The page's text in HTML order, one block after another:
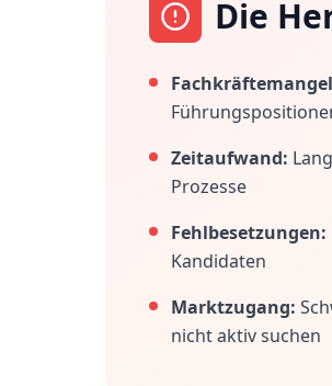
Die
Zeitaufwand:
Prozesse
Fehlbesetzungen:
Kandidaten
Marktzugang:
nicht aktiv suchen